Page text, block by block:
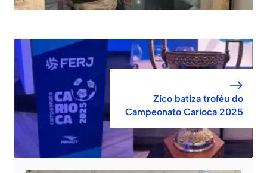
Zico batiza troféu do
Campeonato Carioca 2025